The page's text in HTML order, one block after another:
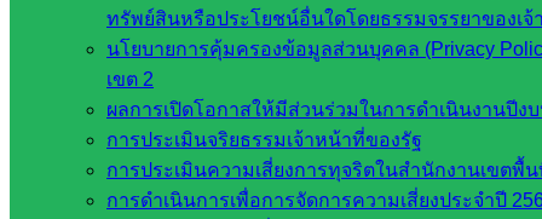
ทรัพย์สินหรือประโยชน์อื่นใดโดยธรรมจรรยาของเจ้
นโยบายการคุ้มครองข้อมูลส่วนบุคคล (Privacy
เขต 2
ผลการเปิดโอกาสให้มีส่วนร่วมในการดำเนินงานปีง
การประเมินจริยธรรมเจ้าหน้าที่ของรัฐ
การประเมินความเสี่ยงการทุจริตในสำนักงานเขต
การดำเนินการเพื่อการจัดการความเสี่ยงประจำปี
หน่วยงาน
ที่เกี่ยวข้อง
กระทรวง
ศึกษาธิการ
กระทรวง